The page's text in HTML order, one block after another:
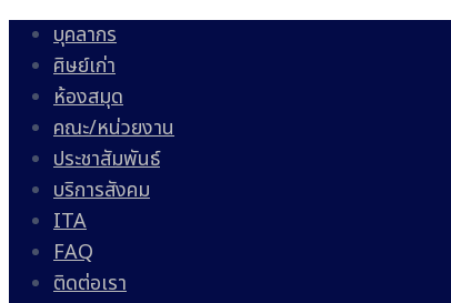
บุคลากร
ศิษย์เก่า
ห้องสมุด
คณะ/หน่วยงาน
ประชาสัมพันธ์
บริการสังคม
ITA
FAQ
ติดต่อเรา